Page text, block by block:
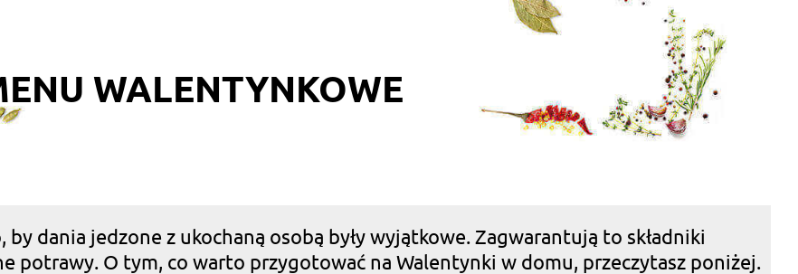
WALENTYNKOWE
dania jedzone z ukochaną osobą były wyjątkowe. Zagwarantują to składniki
potrawy. O tym, co warto przygotować na Walentynki w domu, przeczytasz poniżej.